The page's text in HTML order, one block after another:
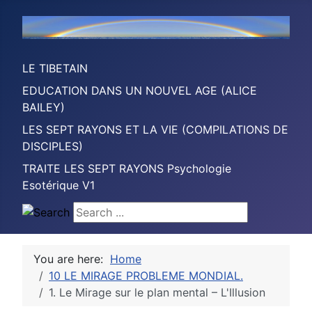
LE TIBETAIN
EDUCATION DANS UN NOUVEL AGE (ALICE
BAILEY)
LES SEPT RAYONS ET LA VIE (COMPILATIONS DE
DISCIPLES)
TRAITE LES SEPT RAYONS Psychologie
Esotérique V1
Search ...
You are here: Home
10 LE MIRAGE PROBLEME MONDIAL.
1. Le Mirage sur le plan mental – L'Illusion